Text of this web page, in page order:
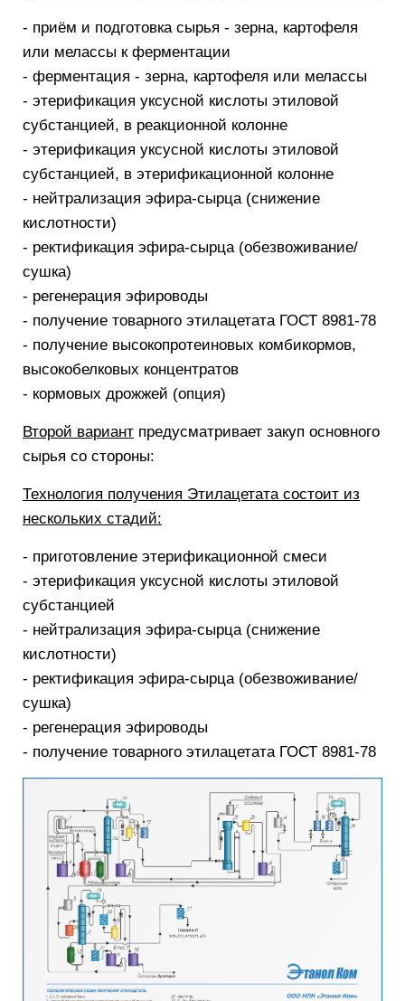
- приём и подготовка сырья - зерна, картофеля
или мелассы к ферментации
- ферментация - зерна, картофеля или мелассы
- этерификация уксусной кислоты этиловой
субстанцией, в реакционной колонне
- этерификация уксусной кислоты этиловой
субстанцией, в этерификационной колонне
- нейтрализация эфира-сырца (снижение
кислотности)
- ректификация эфира-сырца (обезвоживание/
сушка)
- регенерация эфироводы
- получение товарного этилацетата ГОСТ 8981-78
- получение высокопротеиновых комбикормов,
высокобелковых концентратов
- кормовых дрожжей (опция)
Второй вариант предусматривает закуп основного
сырья со стороны:
Технология получения Этилацетата состоит из
нескольких стадий:
- приготовление этерификационной смеси
- этерификация уксусной кислоты этиловой
субстанцией
- нейтрализация эфира-сырца (снижение
кислотности)
- ректификация эфира-сырца (обезвоживание/
сушка)
- регенерация эфироводы
- получение товарного этилацетата ГОСТ 8981-78